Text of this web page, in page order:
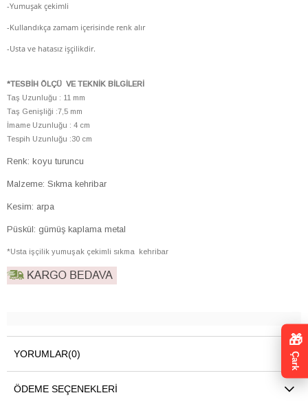
-Yumuşak çekimli
-Kullandıkça zamam içerisinde renk alır
-Usta ve hatasız işçilikdir.
*TESBİH ÖLÇÜ VE TEKNİK BİLGİLERİ
Taş Uzunluğu : 11 mm
Taş Genişliği :7,5 mm
İmame Uzunluğu : 4 cm
Tespih Uzunluğu :30 cm
Renk: koyu turuncu
Malzeme: Sıkma kehribar
Kesim: arpa
Püskül: gümüş kaplama metal
*Usta işçilik yumuşak çekimli sıkma kehribar
YORUMLAR(0)
ÖDEME SEÇENEKLERI
🎁
Çark